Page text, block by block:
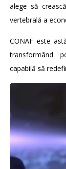
alege să
vertebrală a
CONAF este
transformând
capabilă să